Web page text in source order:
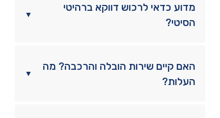
▼
מדוע כדאי לרכוש דווקא ברהיטי
הסיטי?
▼
האם קיים שירות הובלה והרכבה? מה
העלות?